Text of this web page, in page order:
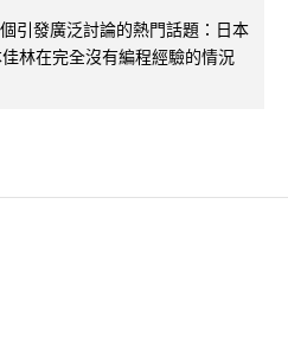
引發廣泛討論的熱門話題：日本
林在完全沒有編程經驗的情況